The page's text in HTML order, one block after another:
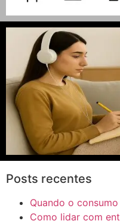
Posts recentes
Quando o
Como lidar com